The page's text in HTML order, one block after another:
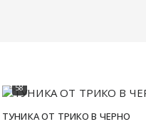
58
ТУНИКА ОТ ТРИКО В ЧЕРНО